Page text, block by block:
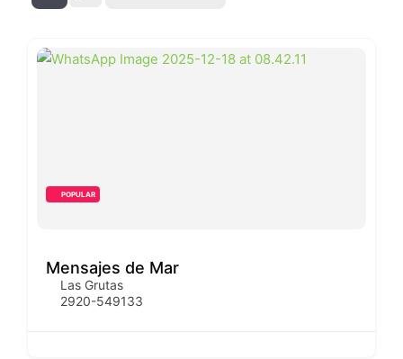
POPULAR
Mensajes de Mar
Las Grutas
2920-549133